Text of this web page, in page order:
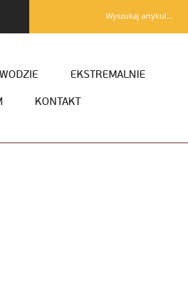
Wyszukaj artykuł...
EKSTREMALNIE
KONTAKT